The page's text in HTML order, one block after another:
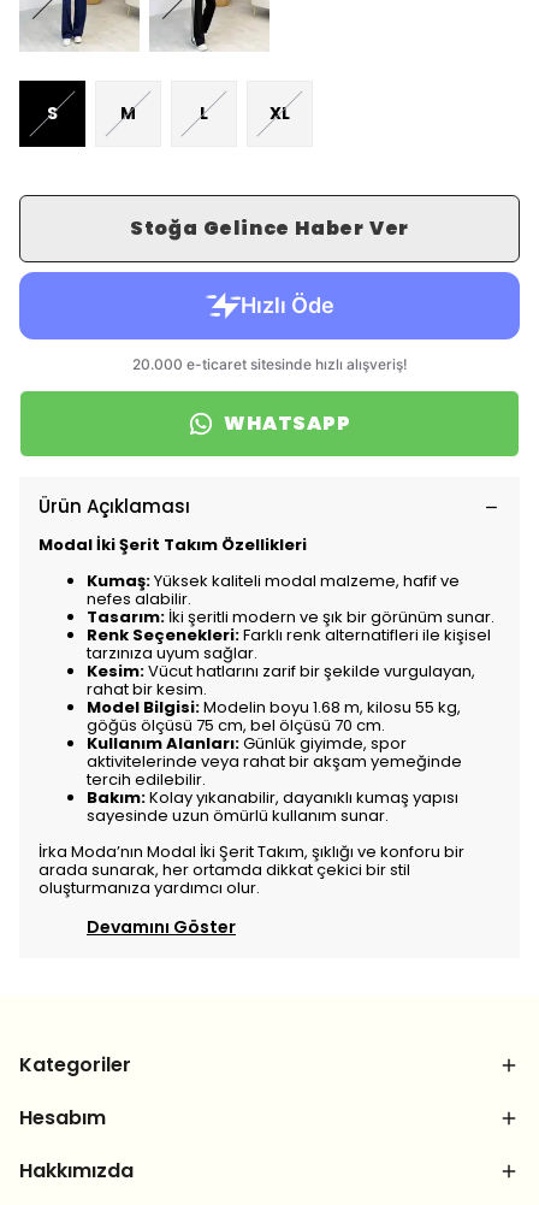
S M L XL
Stoğa Gelince Haber Ver
WHATSAPP
Ürün Açıklaması
Modal İki Şerit Takım Özellikleri
Kumaş:Yüksek kaliteli modal malzeme, hafif ve
nefes alabilir.
Tasarım: İki şeritli modern ve şık bir görünüm sunar.
Renk Seçenekleri:Farklı renk alternatifleri ile kişisel
tarzınıza uyum sağlar.
Kesim:Vücut hatlarını zarif bir şekilde vurgulayan,
rahat bir kesim.
Model Bilgisi:Modelin boyu 1.68 m, kilosu 55 kg,
göğüs ölçüsü 75 cm, bel ölçüsü 70 cm.
Kullanım Alanları:Günlük giyimde, spor
aktivitelerinde veya rahat bir akşam yemeğinde
tercih edilebilir.
Bakım:Kolay yıkanabilir, dayanıklı kumaş yapısı
sayesinde uzun ömürlü kullanım sunar.
İrka Moda’nın Modal İki Şerit Takım, şıklığı ve konforu bir
arada sunarak, her ortamda dikkat çekici bir stil
oluşturmanıza yardımcı olur.
Devamını Göster
Kategoriler
Hesabım
Hakkımızda